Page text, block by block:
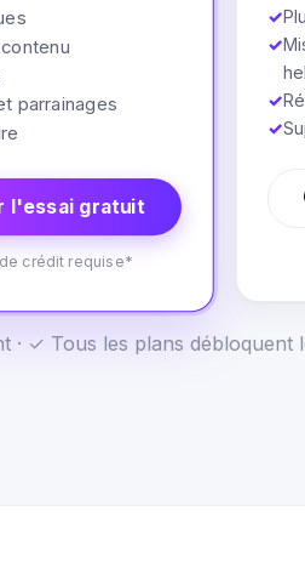
parrainages
l'essai gratuit
crédit requise*
✓
✓
✓
✓
✓ Tous les plans débloquent